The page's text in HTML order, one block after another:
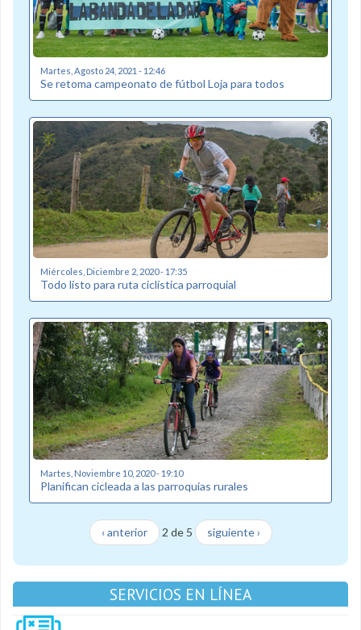
Martes, Agosto 24, 2021 - 12:46
Se retoma campeonato de fútbol Loja para todos
Miércoles, Diciembre 2, 2020 - 17:35
Todo listo para ruta ciclística parroquial
Martes, Noviembre 10, 2020 - 19:10
Planifican cicleada a las parroquias rurales
‹ anterior 2 de 5 siguiente ›
SERVICIOS EN LÍNEA